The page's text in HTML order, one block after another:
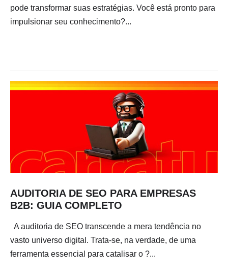
pode transformar suas estratégias. Você está pronto para
impulsionar seu conhecimento?...
AUDITORIA DE SEO PARA EMPRESAS
B2B: GUIA COMPLETO
A auditoria de SEO transcende a mera tendência no
vasto universo digital. Trata-se, na verdade, de uma
ferramenta essencial para catalisar o ?...